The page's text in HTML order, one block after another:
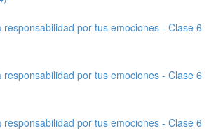
responsabilidad por tus emociones - Clase 6
responsabilidad por tus emociones - Clase 6
responsabilidad por tus emociones - Clase 6